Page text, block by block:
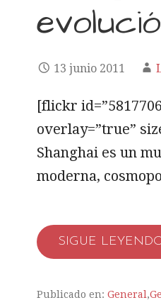
13 junio 2011
[flickr
overlay=”true”
Shanghai es un
moderna,
SIGUE
Publicado en: General ,